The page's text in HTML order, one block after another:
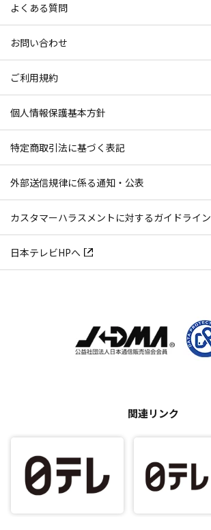
よくある質問
お問い合わせ
ご利用規約
個人情報保護基本方針
特定商取引法に基づく表記
外部送信規律に係る通知・公表
カスタマーハラスメントに対するガイドライン
日本テレビHPへ
関連リンク